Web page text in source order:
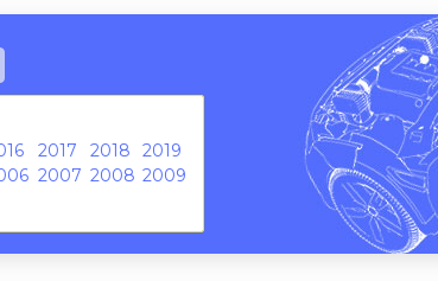
2017 2018
2019
2007 2008 2009